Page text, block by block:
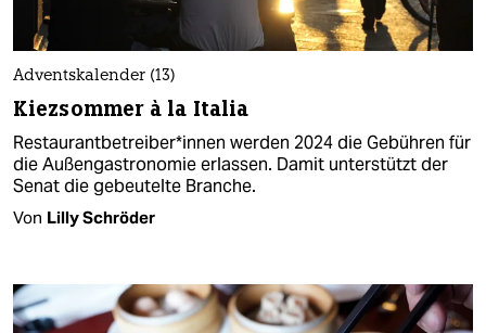
Adventskalender (13)
Kiezsommer à la Italia
Re­stau­rant­be­trei­be­r*in­nen werden 2024 die Gebühren für
die Außengastronomie erlassen. Damit unterstützt der
Senat die gebeutelte Branche.
Von Lilly Schröder